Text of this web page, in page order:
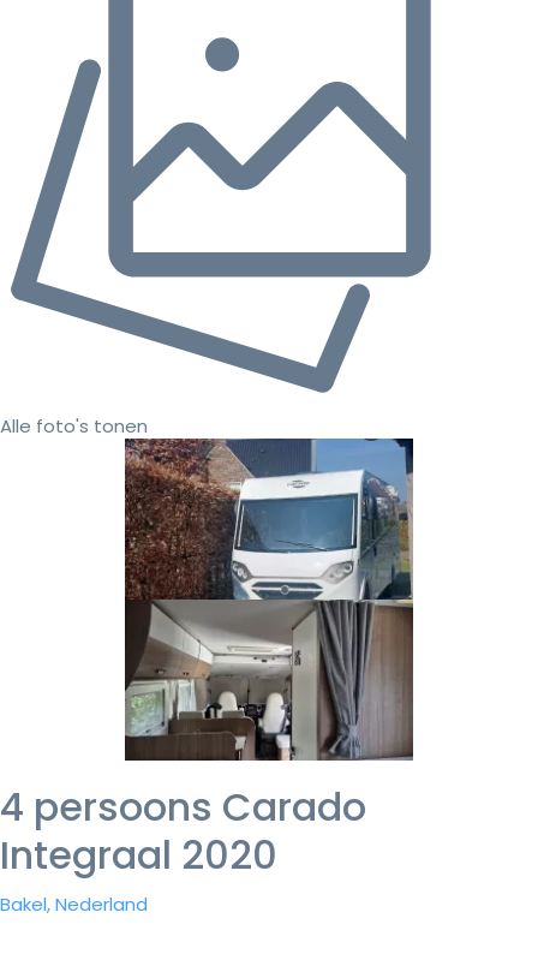
Alle foto's tonen
4 persoons Carado
Integraal 2020
Bakel, Nederland